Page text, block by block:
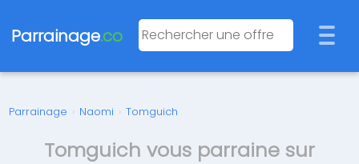
Parrainage.co
Parrainage › Naomi › Tomguich
Tomguich vous parraine sur